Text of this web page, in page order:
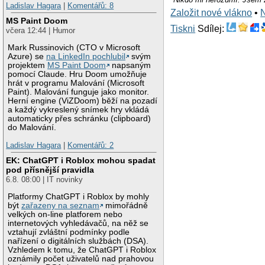
Ladislav Hagara Komentářů: 8
MS Paint Doom
včera 12:44 | Humor
Mark Russinovich (CTO v Microsoft
Azure) se na LinkedIn pochlubil
svým
projektem MS Paint Doom
napsaným
pomocí Claude. Hru Doom umožňuje
hrát v programu Malování (Microsoft
Paint). Malování funguje jako monitor.
Herní engine (ViZDoom) běží na pozadí
a každý vykreslený snímek hry vkládá
automaticky přes schránku (clipboard)
do Malování.
Ladislav Hagara
Komentářů: 2
EK: ChatGPT i Roblox mohou spadat
pod přísnější pravidla
6.8. 08:00 | IT novinky
Platformy ChatGPT i Roblox by mohly
býtzařazeny na seznam
mimořádně
velkých on-line platforem nebo
internetových vyhledávačů, na něž se
vztahují zvláštní podmínky podle
nařízení o digitálních službách (DSA).
Vzhledem k tomu, že ChatGPT i Roblox
oznámily počet uživatelů nad prahovou
Založit nové vlákno •
Tiskni Sdílej: